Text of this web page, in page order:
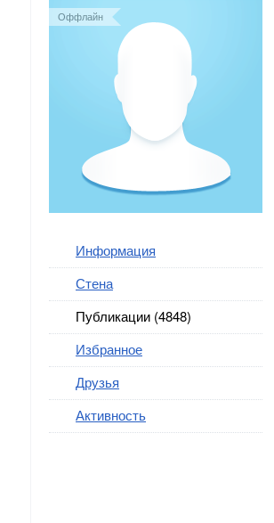
Оффлайн
Информация
Стена
Публикации (4848)
Избранное
Друзья
Активность